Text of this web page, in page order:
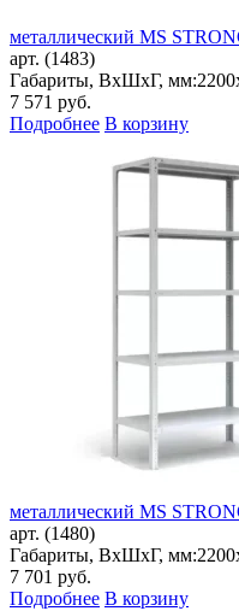
металлический MS
арт. (1483)
Габариты, ВxШxГ, мм:
7 571 руб.
Подробнее В корзину
металлический MS
арт. (1480)
Габариты, ВxШxГ, мм:
7 701 руб.
Подробнее В корзину